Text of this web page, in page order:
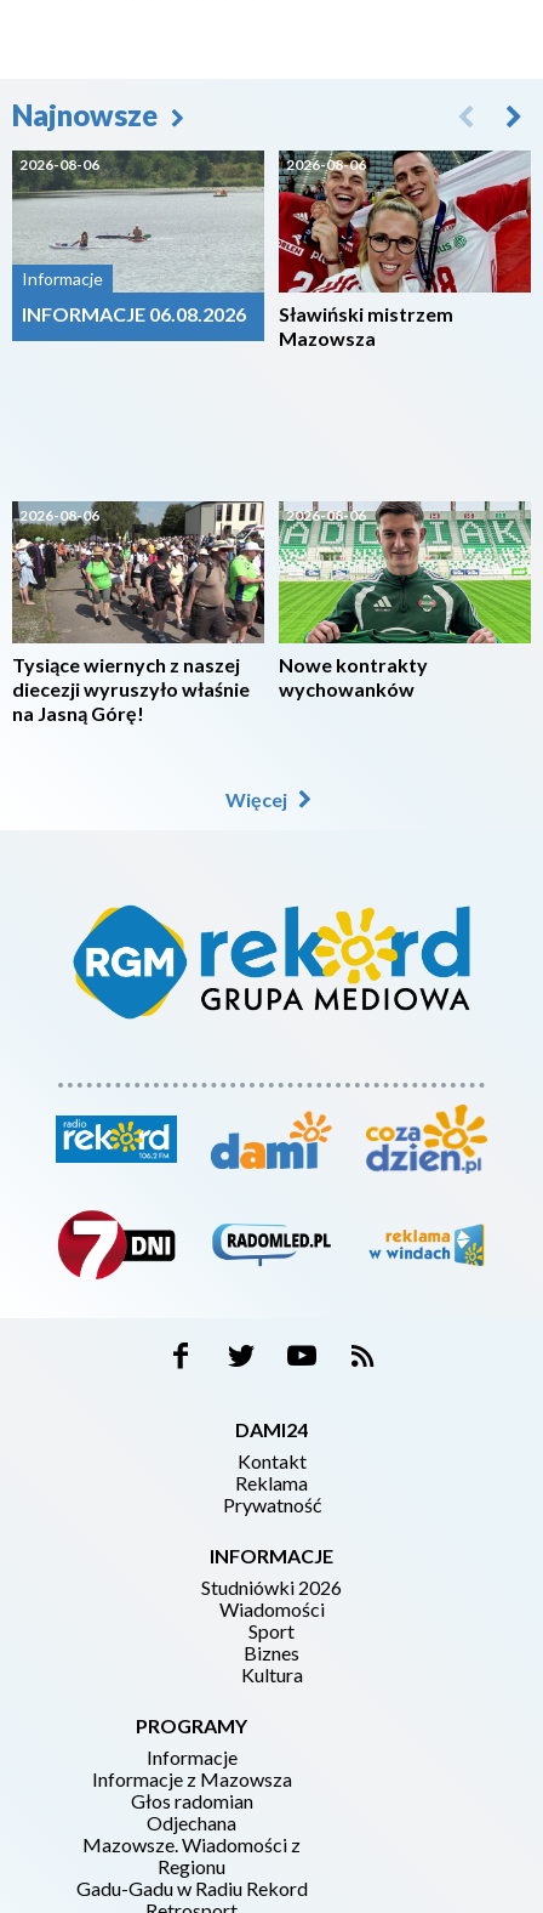
Najnowsze
2026-08-06
Informacje
INFORMACJE 06.08.2026
2026-08-06
Tysiące wiernych z naszej
diecezji wyruszyło właśnie
na Jasną Górę!
2026-08-06
Sławiński mistrzem
Mazowsza
2026-08-06
Nowe kontrakty
wychowanków
Więcej
DAMI24
Kontakt
Reklama
Prywatność
INFORMACJE
Studniówki 2026
Wiadomości
Sport
Biznes
Kultura
PROGRAMY
Informacje
Informacje z Mazowsza
Głos radomian
Odjechana
Mazowsze. Wiadomości z
Regionu
Gadu-Gadu w Radiu Rekord